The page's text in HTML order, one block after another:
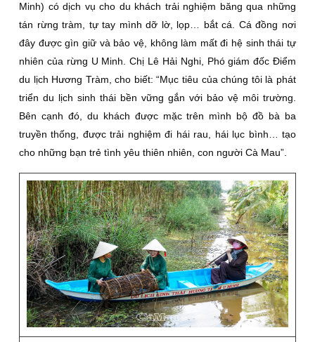
Minh) có dịch vụ cho du khách trải nghiệm băng qua những
tán rừng tràm, tự tay mình dỡ lờ, lọp… bắt cá. Cá đồng nơi
đây được gìn giữ và bảo vệ, không làm mất đi hệ sinh thái tự
nhiên của rừng U Minh. Chị Lê Hải Nghi, Phó giám đốc Điểm
du lịch Hương Tràm, cho biết: “Mục tiêu của chúng tôi là phát
triển du lịch sinh thái bền vững gắn với bảo vệ môi trường.
Bên cạnh đó, du khách được mặc trên mình bộ đồ bà ba
truyền thống, được trải nghiệm đi hái rau, hái lục bình… tạo
cho những bạn trẻ tình yêu thiên nhiên, con người Cà Mau”.